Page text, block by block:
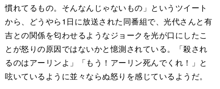
慣れてるもの。そんなんじゃないもの」というツイート
から、どうやら1日に放送された同番組で、光代さんと有
吉との関係を匂わせるようなジョークを光が口にしたこ
とが怒りの原因ではないかと憶測されている。「殺され
るのはアーリンよ」「もう！アーリン死んでくれ！」と
呟いているように並々ならぬ怒りを感じているようだ。